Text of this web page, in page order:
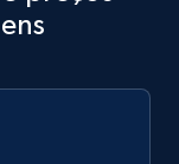
Initial